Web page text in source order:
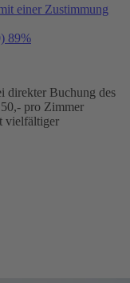
einer Zustimmung
89%
direkter Buchung des
pro Zimmer
vielfältiger